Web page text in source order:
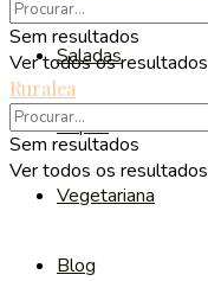
Saladas
Sopas
Vegetariana
Blog
Sem resultados
Ver todos os resultados
Ruralea
Sem resultados
Ver todos os resultados